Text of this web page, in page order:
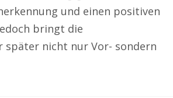
und einen positiven
bringt die
nicht nur Vor- sondern